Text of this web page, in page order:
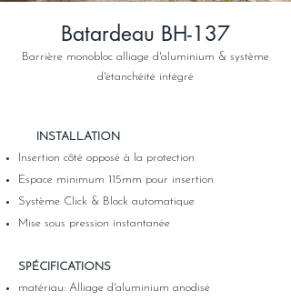
Batardeau BH-137
Barrière monobloc alliage d'aluminium & système
d'étanchéité intégré
INSTALLATION
Insertion côté opposé à la protection
Espace minimum 115mm pour insertion
Système Click & Block automatique
Mise sous pression instantanée
SPÉCIFICATIONS
matériau: Alliage d'aluminium anodisé